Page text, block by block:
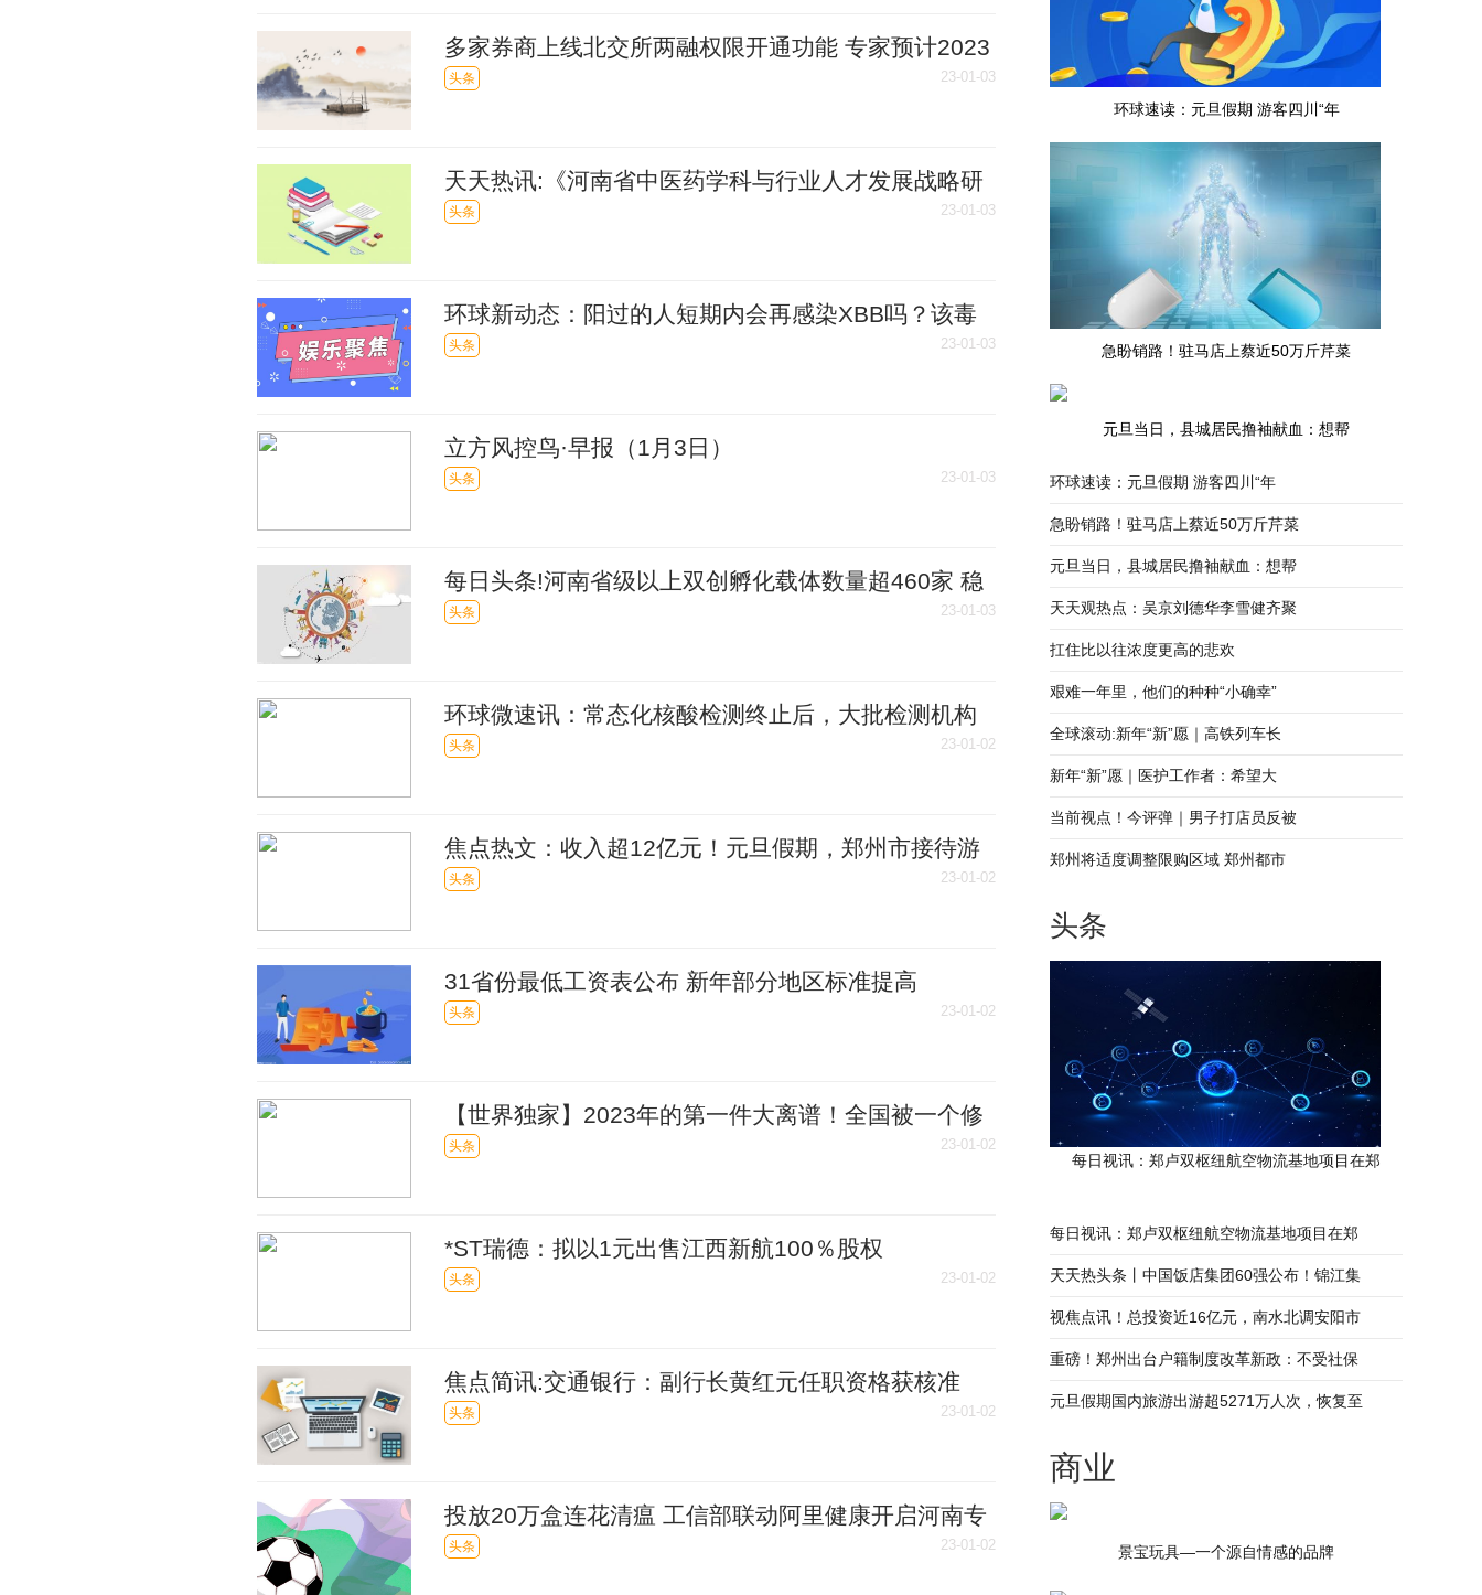
多家券商上线北交所两融权限开通功能 专家预计2023
年一季度大概率开闸交易
头条 23-01-03
天天热讯:《河南省中医药学科与行业人才发展战略研
究报告》发布
头条 23-01-03
环球新动态：阳过的人短期内会再感染XBB吗？该毒
株主要攻击脑部和肠道？专家解读
头条 23-01-03
立方风控鸟·早报（1月3日）
头条 23-01-03
每日头条!河南省级以上双创孵化载体数量超460家 稳
居全国第一方阵
头条 23-01-03
环球微速讯：常态化核酸检测终止后，大批检测机构
将陷入财务危机
头条 23-01-02
焦点热文：收入超12亿元！元旦假期，郑州市接待游
客近300万人次
头条 23-01-02
31省份最低工资表公布 新年部分地区标准提高
头条 23-01-02
【世界独家】2023年的第一件大离谱！全国被一个修
打印机的忽悠了，蒙脱石散一夜脱销...
头条 23-01-02
*ST瑞德：拟以1元出售江西新航100％股权
头条 23-01-02
焦点简讯:交通银行：副行长黄红元任职资格获核准
头条 23-01-02
投放20万盒连花清瘟 工信部联动阿里健康开启河南专
属购药通道
头条 23-01-02
环球速读：元旦假期 游客四川“年
急盼销路！驻马店上蔡近50万斤芹菜
元旦当日，县城居民撸袖献血：想帮
环球速读：元旦假期 游客四川“年
急盼销路！驻马店上蔡近50万斤芹菜
元旦当日，县城居民撸袖献血：想帮
天天观热点：吴京刘德华李雪健齐聚
扛住比以往浓度更高的悲欢
艰难一年里，他们的种种“小确幸”
全球滚动:新年“新”愿｜高铁列车长
新年“新”愿｜医护工作者：希望大
当前视点！今评弹｜男子打店员反被
郑州将适度调整限购区域 郑州都市
头条
每日视讯：郑卢双枢纽航空物流基地项目在郑
每日视讯：郑卢双枢纽航空物流基地项目在郑
天天热头条丨中国饭店集团60强公布！锦江集
视焦点讯！总投资近16亿元，南水北调安阳市
重磅！郑州出台户籍制度改革新政：不受社保
元旦假期国内旅游出游超5271万人次，恢复至
商业
景宝玩具—一个源自情感的品牌